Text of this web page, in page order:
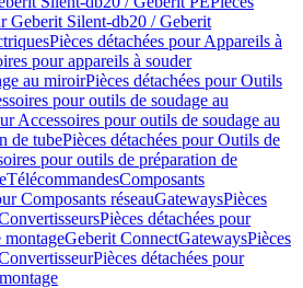
Geberit Silent-db20 / Geberit
Pièces détachées pour Appareils à
pour appareils à souder
au miroirPièces détachées pour Outils
pour outils de soudage au
Accessoires pour outils de soudage au
de tubePièces détachées pour Outils de
pour outils de préparation de
TélécommandesComposants
Composants réseauGatewaysPièces
Pièces détachées pour
montageGeberit ConnectGatewaysPièces
Pièces détachées pour